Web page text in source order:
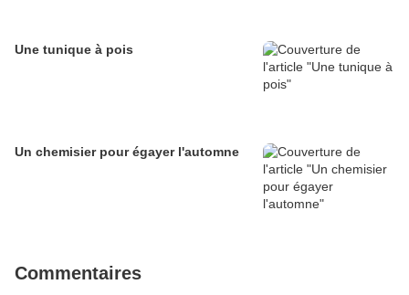
Une tunique à pois
Un chemisier pour égayer l'automne
Commentaires